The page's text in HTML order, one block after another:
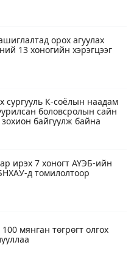
орох агуулах
13 хоногийн хэрэгцээг
К-соёлын наадам
боловсролын сайн
байгуулж байна
ирэх 7 хоногт АҮЭБ-ийн
д томилолтоор
мянган төгрөгт олгох